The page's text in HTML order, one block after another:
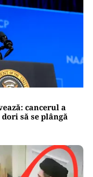
cancerul a
să se plângă